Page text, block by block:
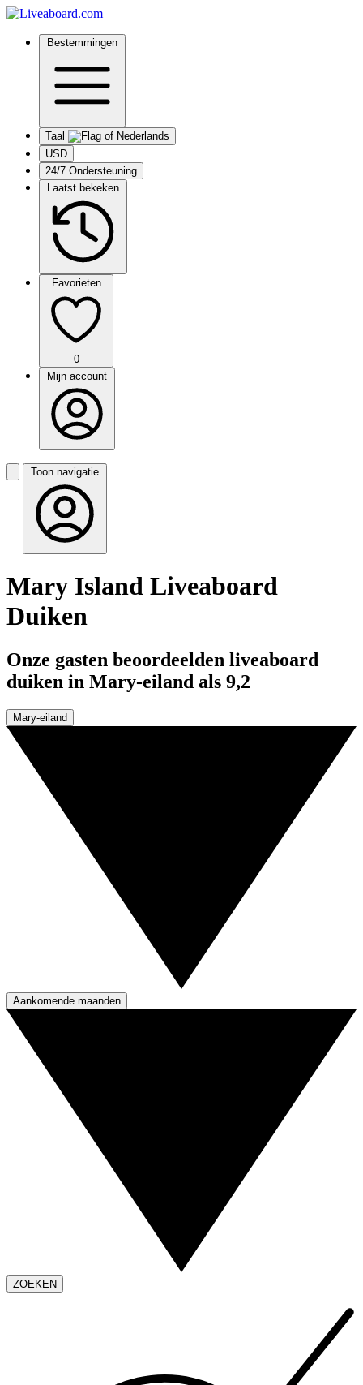
Bestemmingen
Taal
USD
24/7 Ondersteuning
Laatst bekeken
Favorieten
0
Mijn account
Toon navigatie
Mary Island Liveaboard
Duiken
Onze gasten beoordeelden liveaboard
duiken in Mary-eiland als 9,2
Mary-eiland
Aankomende maanden
ZOEKEN